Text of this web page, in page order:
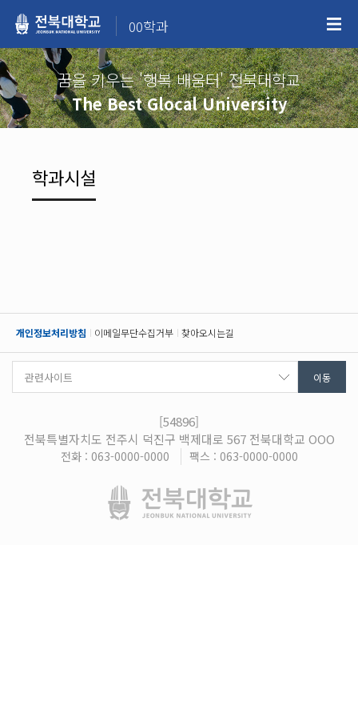
00학과
꿈을 키우는 '행복 배움터' 전북대학교
The Best Glocal University
학과시설
개인정보처리방침 이메일무단수집거부 찾아오시는길
[54896]
전북특별자치도 전주시 덕진구 백제대로 567 전북대학교 OOO
전화 : 063-0000-0000 팩스 : 063-0000-0000